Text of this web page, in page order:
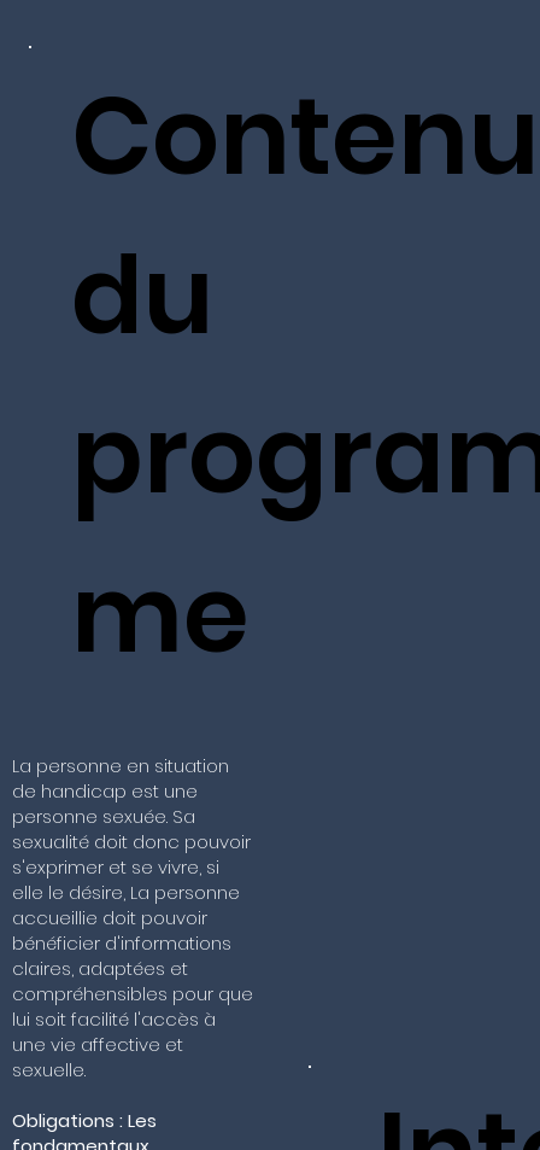
Contenu
du
me
La personne en situation
de handicap est une
personne sexuée. Sa
sexualité doit donc pouvoir
s'exprimer et se vivre, si
elle le désire, La personne
accueillie doit pouvoir
bénéficier d'informations
claires, adaptées et
compréhensibles pour que
lui soit facilité l'accès à
une vie affective et
sexuelle.
Obligations : Les